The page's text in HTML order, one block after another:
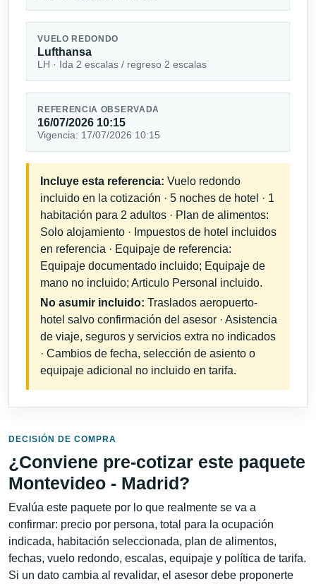
VUELO REDONDO
Lufthansa
LH · Ida 2 escalas / regreso 2 escalas
REFERENCIA OBSERVADA
16/07/2026 10:15
Vigencia: 17/07/2026 10:15
Incluye esta referencia: Vuelo redondo
incluido en la cotización · 5 noches de hotel · 1
habitación para 2 adultos · Plan de alimentos:
Solo alojamiento · Impuestos de hotel incluidos
en referencia · Equipaje de referencia:
Equipaje documentado incluido; Equipaje de
mano no incluido; Articulo Personal incluido.
No asumir incluido: Traslados aeropuerto-
hotel salvo confirmación del asesor · Asistencia
de viaje, seguros y servicios extra no indicados
· Cambios de fecha, selección de asiento o
equipaje adicional no incluido en tarifa.
DECISIÓN DE COMPRA
¿Conviene pre-cotizar este paquete
Montevideo - Madrid?
Evalúa este paquete por lo que realmente se va a
confirmar: precio por persona, total para la ocupación
indicada, habitación seleccionada, plan de alimentos,
fechas, vuelo redondo, escalas, equipaje y política de tarifa.
Si un dato cambia al revalidar, el asesor debe proponerte